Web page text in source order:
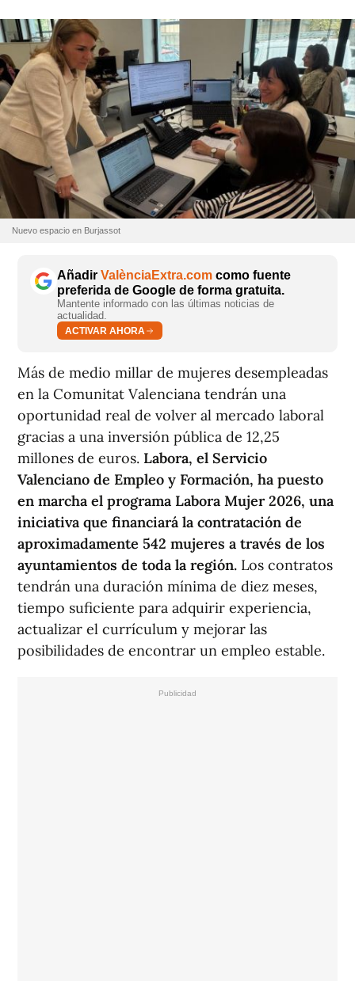
Nuevo espacio en Burjassot
Añadir ValènciaExtra.com como fuente
preferida de Google de forma gratuita.
Mantente informado con las últimas noticias de
actualidad.
ACTIVAR AHORA
Más de medio millar de mujeres desempleadas
en la Comunitat Valenciana tendrán una
oportunidad real de volver al mercado laboral
gracias a una inversión pública de 12,25
millones de euros. Labora, el Servicio
Valenciano de Empleo y Formación, ha puesto
en marcha el programa Labora Mujer 2026, una
iniciativa que financiará la contratación de
aproximadamente 542 mujeres a través de los
ayuntamientos de toda la región. Los contratos
tendrán una duración mínima de diez meses,
tiempo suficiente para adquirir experiencia,
actualizar el currículum y mejorar las
posibilidades de encontrar un empleo estable.